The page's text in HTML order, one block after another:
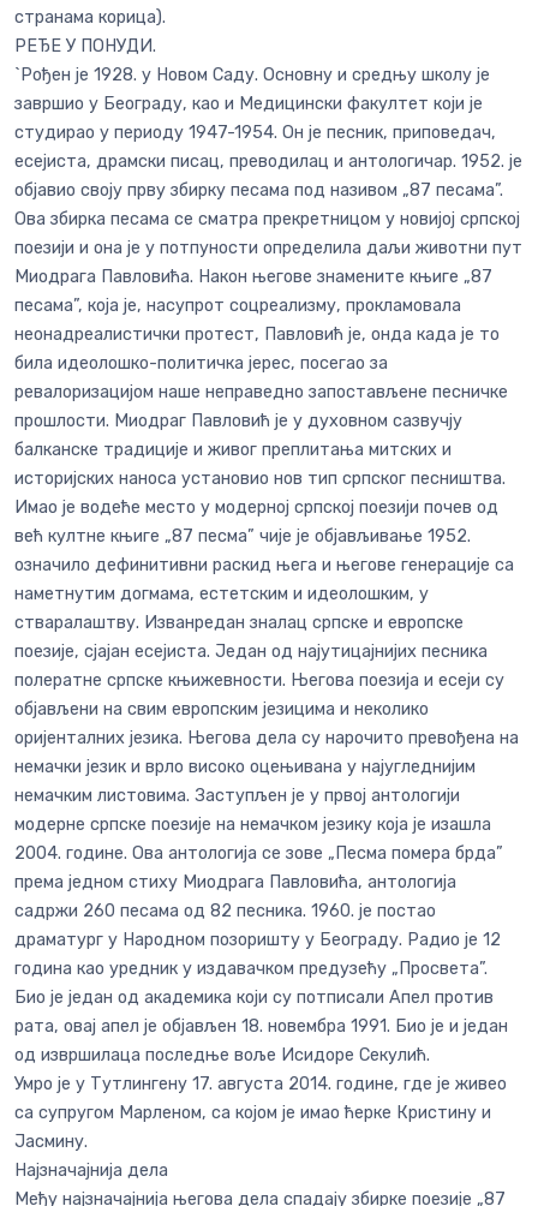
странама корица).
РЕЂЕ У ПОНУДИ.
`Рођен је 1928. у Новом Саду. Основну и средњу школу је
завршио у Београду, као и Медицински факултет који је
студирао у периоду 1947-1954. Он је песник, приповедач,
есејиста, драмски писац, преводилац и антологичар. 1952. је
објавио своју прву збирку песама под називом „87 песама”.
Ова збирка песама се сматра прекретницом у новијој српској
поезији и она је у потпуности определила даљи животни пут
Миодрага Павловића. Након његове знамените књиге „87
песама”, која је, насупрот соцреализму, прокламовала
неонадреалистички протест, Павловић је, онда када је то
била идеолошко-политичка јерес, посегао за
ревалоризацијом наше неправедно запостављене песничке
прошлости. Миодраг Павловић је у духовном сазвучју
балканске традиције и живог преплитања митских и
историјских наноса установио нов тип српског песништва.
Имао је водеће место у модерној српској поезији почев од
већ култне књиге „87 песма” чије је објављивање 1952.
означило дефинитивни раскид њега и његове генерације са
наметнутим догмама, естетским и идеолошким, у
стваралаштву. Изванредан зналац српске и европске
поезије, сјајан есејиста. Један од најутицајнијих песника
полератне српске књижевности. Његова поезија и есеји су
објављени на свим европским језицима и неколико
оријенталних језика. Његова дела су нарочито превођена на
немачки језик и врло високо оцењивана у најугледнијим
немачким листовима. Заступљен је у првој антологији
модерне српске поезије на немачком језику која је изашла
2004. године. Ова антологија се зове „Песма помера брда”
према једном стиху Миодрага Павловића, антологија
садржи 260 песама од 82 песника. 1960. је постао
драматург у Народном позоришту у Београду. Радио је 12
година као уредник у издавачком предузећу „Просвета”.
Био је један од академика који су потписали Апел против
рата, овај апел је објављен 18. новембра 1991. Био је и један
од извршилаца последње воље Исидоре Секулић.
Умро је у Тутлингену 17. августа 2014. године, где је живео
са супругом Марленом, са којом је имао ћерке Кристину и
Јасмину.
Најзначајнија дела
Међу најзначајнија његова дела спадају збирке поезије „87